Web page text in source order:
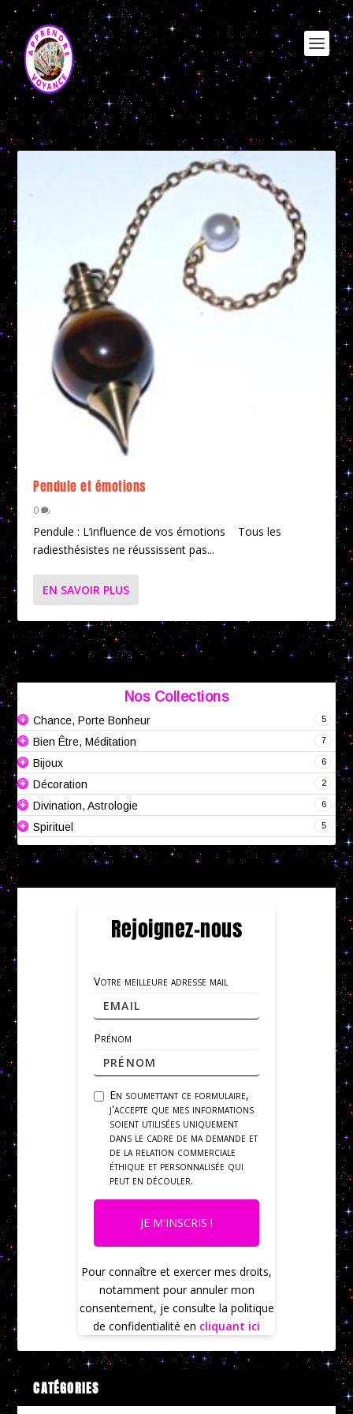
Étiquette :peut on se fier au pendule
Pendule et émotions
0
Pendule : L’influence de vos émotions Tous les
radiesthésistes ne réussissent pas...
EN SAVOIR PLUS
Nos Collections
5
Chance, Porte Bonheur
7
Bien Être, Méditation
6
Bijoux
2
Décoration
6
Divination, Astrologie
5
Spirituel
Rejoignez-nous
Votre meilleure adresse mail
Prénom
En soumettant ce formulaire,
j'accepte que mes informations
soient utilisées uniquement
dans le cadre de ma demande et
de la relation commerciale
éthique et personnalisée qui
peut en découler.
JE M'INSCRIS !
Pour connaître et exercer mes droits,
notamment pour annuler mon
consentement, je consulte la politique
de confidentialité en cliquant ici
CATÉGORIES